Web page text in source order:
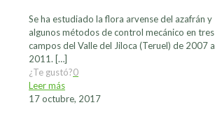
Se ha estudiado la flora arvense del azafrán y
algunos métodos de control mecánico en tres
campos del Valle del Jiloca (Teruel) de 2007 a
2011. […]
¿Te gustó?0
Leer más
17 octubre, 2017